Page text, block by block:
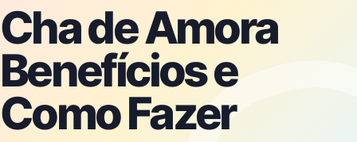
Cha de Amora
Benefícios e
Como Fazer